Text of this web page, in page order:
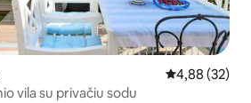
Vidutinis
4,88 (32)
vila su privačiu sodu